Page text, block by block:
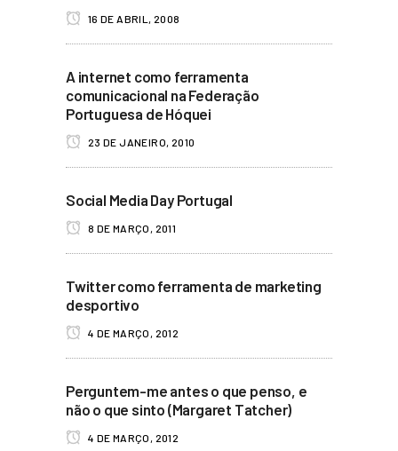
16 DE ABRIL, 2008
A internet como ferramenta
comunicacional na Federação
Portuguesa de Hóquei
23 DE JANEIRO, 2010
Social Media Day Portugal
8 DE MARÇO, 2011
Twitter como ferramenta de marketing
desportivo
4 DE MARÇO, 2012
Perguntem-me antes o que penso, e
não o que sinto (Margaret Tatcher)
4 DE MARÇO, 2012